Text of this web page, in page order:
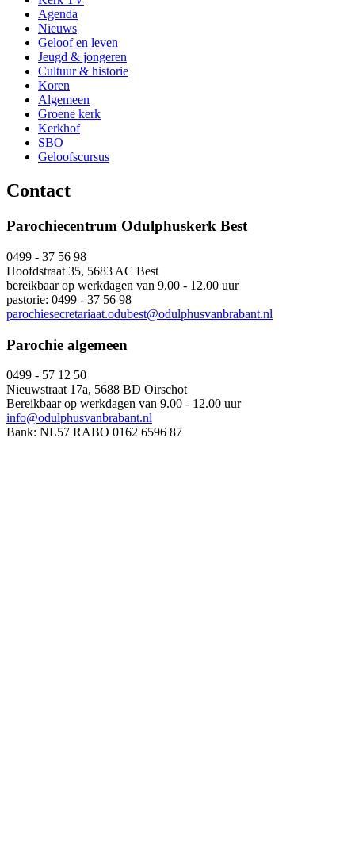
Agenda
Nieuws
Geloof en leven
Jeugd & jongeren
Cultuur & historie
Koren
Algemeen
Groene kerk
Kerkhof
SBO
Geloofscursus
Contact
Parochiecentrum Odulphuskerk Best
0499 - 37 56 98
Hoofdstraat 35, 5683 AC Best
bereikbaar op werkdagen van 9.00 - 12.00 uur
pastorie: 0499 - 37 56 98
parochiesecretariaat.odubest@odulphusvanbrabant.nl
Parochie algemeen
0499 - 57 12 50
Nieuwstraat 17a, 5688 BD Oirschot
Bereikbaar op werkdagen van 9.00 - 12.00 uur
info@odulphusvanbrabant.nl
Bank: NL57 RABO 0162 6596 87